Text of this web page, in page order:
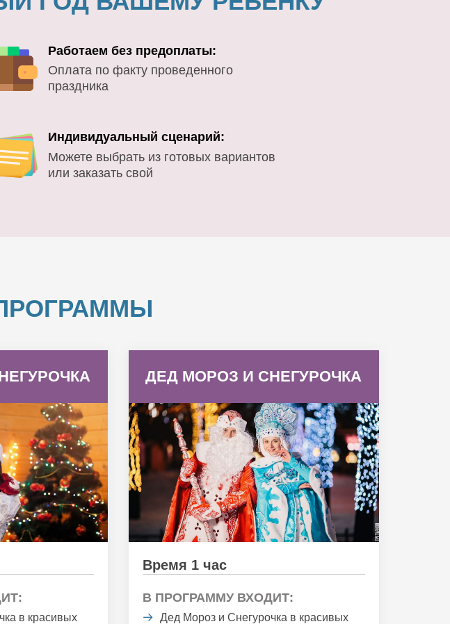
Работаем без предоплаты:
Оплата по факту проведенного
праздника
Индивидуальный сценарий:
Можете выбрать из готовых вариантов
или заказать свой
в красивых
ДЕД МОРОЗ И СНЕГУРОЧКА
Время 1 час
В ПРОГРАММУ ВХОДИТ:
Дед Мороз и Снегурочка в красивых